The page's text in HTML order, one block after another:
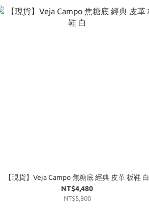
【現貨】Veja Campo 焦糖底 經典 皮革 板鞋 白
NT$4,480
NT$5,800